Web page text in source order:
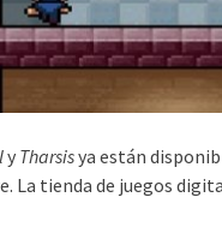
y Tharsisya están
La tienda de juegos